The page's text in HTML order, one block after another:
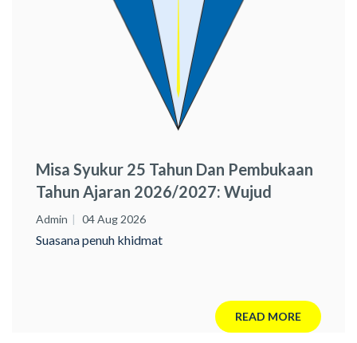
Misa Syukur 25 Tahun Dan Pembukaan
Tahun Ajaran 2026/2027: Wujud
Syukur Dan Semangat Baru SMA
Tarakanita Gading Serpong
Admin 04 Aug 2026
Suasana penuh khidmat
READ MORE